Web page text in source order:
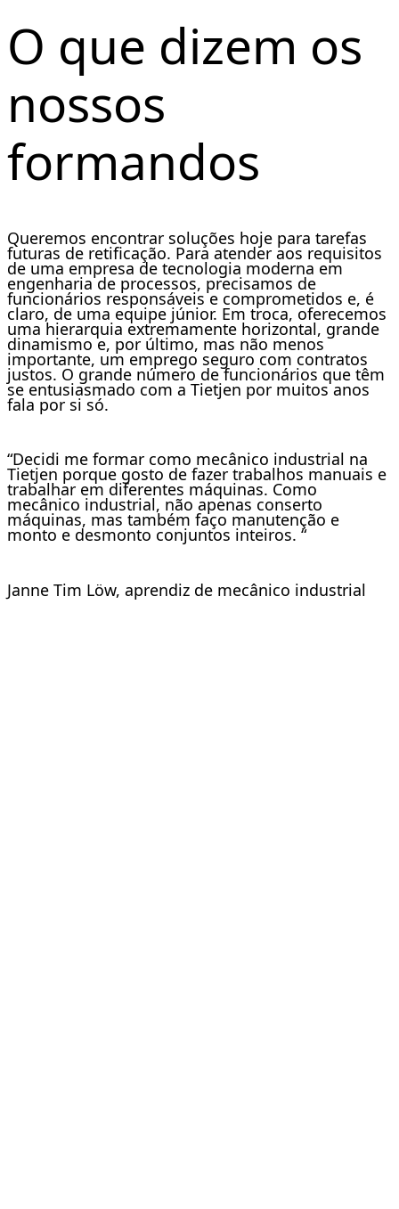
O que dizem os
nossos
formandos
Queremos encontrar soluções hoje para tarefas
futuras de retificação. Para atender aos requisitos
de uma empresa de tecnologia moderna em
engenharia de processos, precisamos de
funcionários responsáveis e comprometidos e, é
claro, de uma equipe júnior. Em troca, oferecemos
uma hierarquia extremamente horizontal, grande
dinamismo e, por último, mas não menos
importante, um emprego seguro com contratos
justos. O grande número de funcionários que têm
se entusiasmado com a Tietjen por muitos anos
fala por si só.
“Decidi me formar como mecânico industrial na
Tietjen porque gosto de fazer trabalhos manuais e
trabalhar em diferentes máquinas. Como
mecânico industrial, não apenas conserto
máquinas, mas também faço manutenção e
monto e desmonto conjuntos inteiros. “
Janne Tim Löw, aprendiz de mecânico industrial